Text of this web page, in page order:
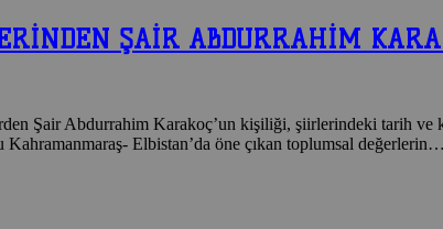
ŞAİR ABDURRAHİM
Şair Abdurrahim Karakoç’un kişiliği, şiirlerindeki tarih ve
Kahramanmaraş- Elbistan’da öne çıkan toplumsal değerlerin…